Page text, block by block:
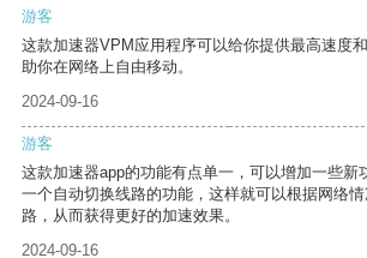
游客
这款加速器VPM应用程序可以给你提供最高速度
助你在网络上自由移动。
2024-09-16
游客
这款加速器app的功能有点单一，可以增加一些新
一个自动切换线路的功能，这样就可以根据网络
路，从而获得更好的加速效果。
2024-09-16